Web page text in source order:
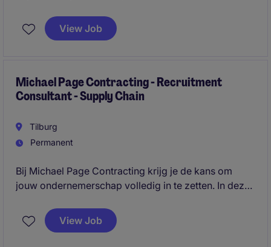
ben jij het eerste aanspreekpunt voor klanten en
speel je een belangrijke rol in het commerciële
omzet in resultaat.
View Job
Michael Page Contracting - Recruitment
Consultant - Supply Chain
Tilburg
Permanent
Bij Michael Page Contracting krijg je de kans om
jouw ondernemerschap volledig in te zetten. In deze
kandidaat: jij bouwt je eigen business, sluit deals en
zorgt dat de beste professionals op de juiste plek
View Job